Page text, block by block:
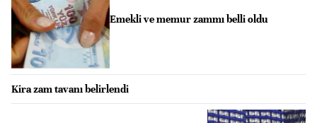
Emekli ve memur zammı belli oldu
Kira zam tavanı belirlendi